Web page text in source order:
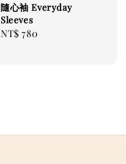
隨心袖 Everyday
Sleeves
Regular
NT$ 780